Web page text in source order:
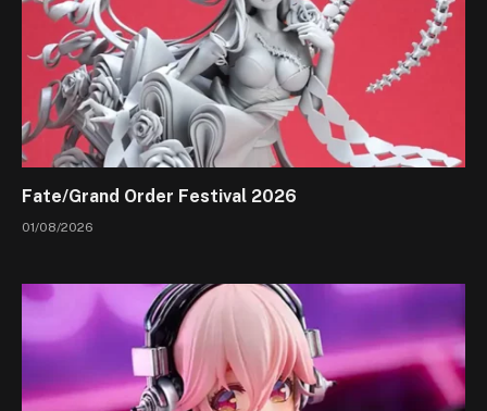
Fate/Grand Order Festival 2026
01/08/2026